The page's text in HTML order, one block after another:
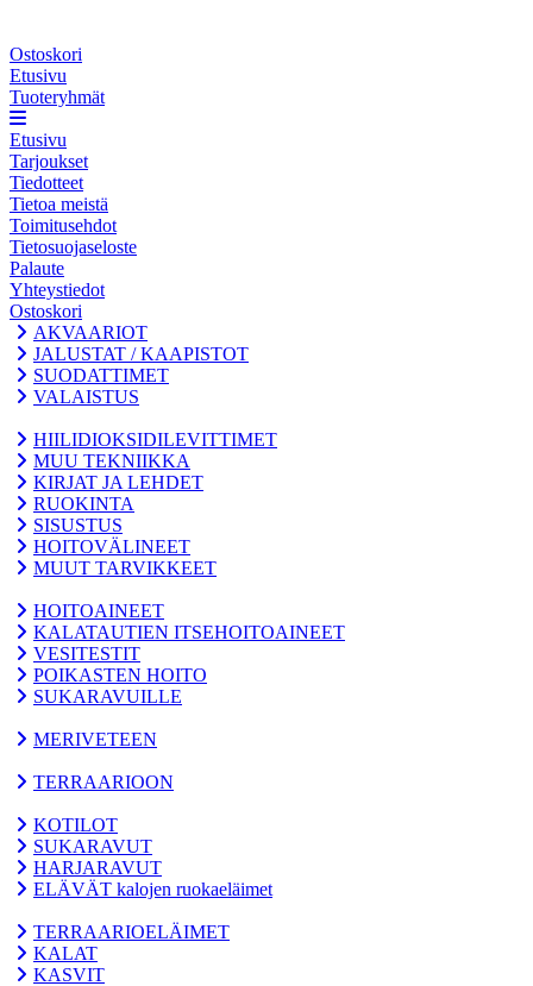
Ostoskori
Etusivu
Tuoteryhmät
Etusivu
Tarjoukset
Tiedotteet
Tietoa meistä
Toimitusehdot
Tietosuojaseloste
Palaute
Yhteystiedot
Ostoskori
AKVAARIOT
JALUSTAT / KAAPISTOT
SUODATTIMET
VALAISTUS
HIILIDIOKSIDILEVITTIMET
MUU TEKNIIKKA
KIRJAT JA LEHDET
RUOKINTA
SISUSTUS
HOITOVÄLINEET
MUUT TARVIKKEET
HOITOAINEET
KALATAUTIEN ITSEHOITOAINEET
VESITESTIT
POIKASTEN HOITO
SUKARAVUILLE
MERIVETEEN
TERRAARIOON
KOTILOT
SUKARAVUT
HARJARAVUT
ELÄVÄT kalojen ruokaeläimet
TERRAARIOELÄIMET
KALAT
KASVIT